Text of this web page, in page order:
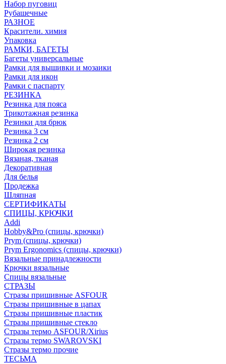
Набор пуговиц
Рубашечные
РАЗНОЕ
Красители. химия
Упаковка
РАМКИ, БАГЕТЫ
Багеты универсальные
Рамки для вышивки и мозаики
Рамки для икон
Рамки с паспарту
РЕЗИНКА
Резинка для пояса
Трикотажная резинка
Резинки для брюк
Резинка 3 см
Резинка 2 см
Широкая резинка
Вязаная, тканая
Декоративная
Для белья
Продежка
Шляпная
СЕРТИФИКАТЫ
СПИЦЫ, КРЮЧКИ
Addi
Hobby&Pro (спицы, крючки)
Prym (спицы, крючки)
Prym Ergonomics (спицы, крючки)
Вязальные принадлежности
Крючки вязальные
Спицы вязальные
СТРАЗЫ
Стразы пришивные ASFOUR
Стразы пришивные в цапах
Стразы пришивные пластик
Стразы пришивные стекло
Стразы термо ASFOUR/Xirius
Стразы термо SWAROVSKI
Стразы термо прочие
ТЕСЬМА